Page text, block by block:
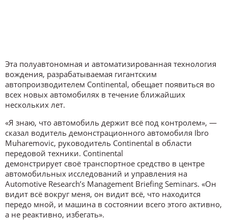
Эта полуавтономная и автоматизированная технология
вождения, разрабатываемая гигантским
автопроизводителем Continental, обещает появиться во
всех новых автомобилях в течение ближайших
нескольких лет.
«Я знаю, что автомобиль держит всё под контролем», —
сказал водитель демонстрационного автомобиля Ibro
Muharemovic, руководитель Continental в области
передовой техники. Continental
демонстрирует своё транспортное средство в центре
автомобильных исследований и управления на
Automotive Research’s Management Briefing Seminars. «Он
видит всё вокруг меня, он видит всё, что находится
передо мной, и машина в состоянии всего этого активно,
а не реактивно, избегать».